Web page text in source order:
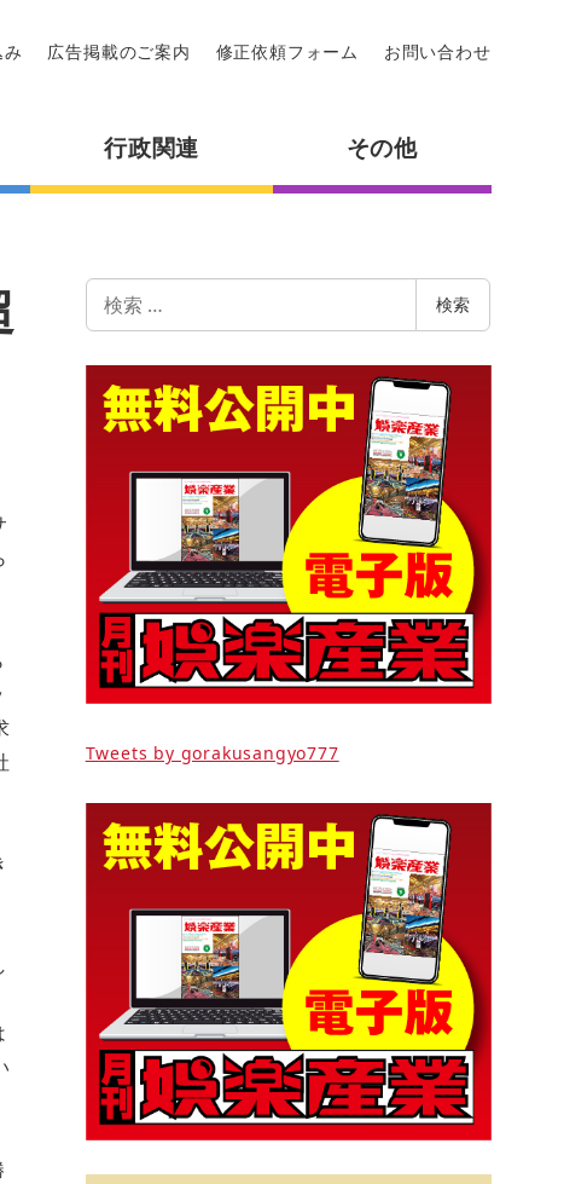
広告掲載のご案内 修正依頼フォーム お問い合わせ
行政関連 その他
索
検索
Tweets by gorakusangyo777